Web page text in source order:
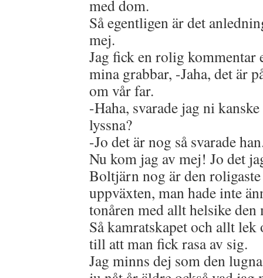
med dom.
Så egentligen är det
mej.
Jag fick en rolig kommentar
mina grabbar, -Jaha, det är
om vår far.
-Haha, svarade jag ni
lyssna?
-Jo det är nog så svarade
Nu kom jag av mej! Jo det
Boltjärn nog är den
uppväxten, man hade inte
tonåren med allt helsike den
Så kamratskapet och allt
till att man fick rasa av sig.
Jag minns dej som den